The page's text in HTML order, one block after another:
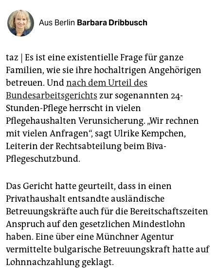
shop
fragen & hilfe
abo
genossenschaft
epaper login
Aus Berlin Barbara Dribbusch
taz | Es ist eine existentielle Frage für ganze
Familien, wie sie ihre hochaltrigen Angehörigen
betreuen. Undnach dem Urteil des
Bundesarbeitsgerichts zur sogenannten 24-
Stunden-Pflege herrscht in vielen
Pflegehaushalten Verunsicherung. „Wir rechnen
mit vielen Anfragen“, sagt Ulrike Kempchen,
Leiterin der Rechtsabteilung beim Biva-
Pflegeschutzbund.
Das Gericht hatte geurteilt, dass in einen
Privathaushalt entsandte ausländische
Betreuungskräfte auch für die Bereitschaftszeiten
Anspruch auf den gesetzlichen Mindestlohn
haben. Eine über eine Münchner Agentur
vermittelte bulgarische Betreuungskraft hatte auf
Lohnnachzahlung geklagt.